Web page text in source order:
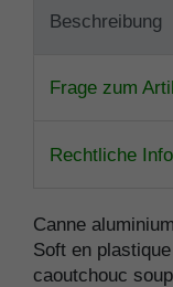
Beschreibung
Frage zum
Rechtliche
Canne
Soft en
caoutchouc